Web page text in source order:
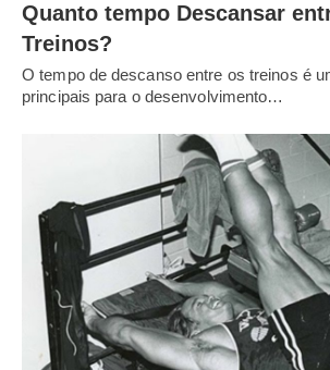
Quanto tempo Descansar
Treinos?
O tempo de descanso entre os treinos é
principais para o desenvolvimento…